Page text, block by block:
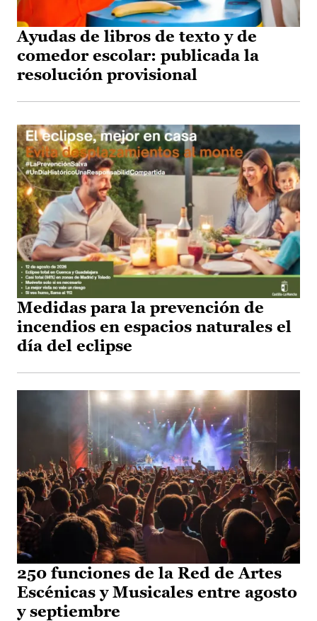
Ayudas de libros de texto y de
comedor escolar: publicada la
resolución provisional
Medidas para la prevención de
incendios en espacios naturales el
día del eclipse
250 funciones de la Red de Artes
Escénicas y Musicales entre agosto
y septiembre